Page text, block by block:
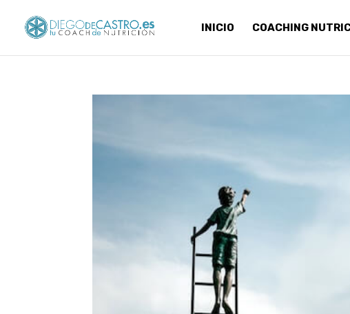
INICIO COACHING